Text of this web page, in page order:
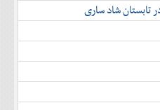
شاد ساری